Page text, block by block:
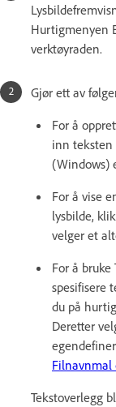
Hurtigmenyen
verktøyraden.
Gjør ett av
For å
inn teksten
(Windows)
For å vise
lysbilde,
velger et
For å
spesifisere
du på
Deretter
Filnavnmal
Tekstoverlegg